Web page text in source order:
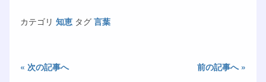
カテゴリ 知恵 タグ 言葉
« 次の記事へ 前の記事へ »